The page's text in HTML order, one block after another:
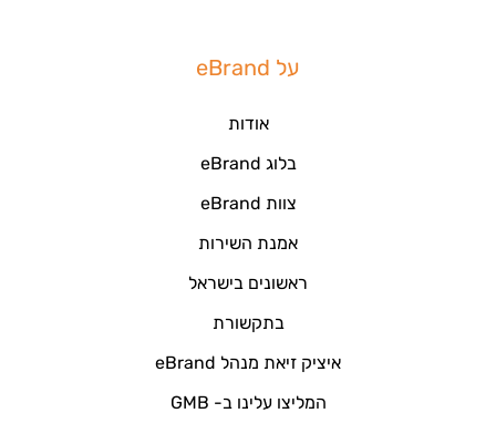
על eBrand
אודות
בלוג eBrand
צוות eBrand
אמנת השירות
ראשונים בישראל
בתקשורת
איציק זיאת מנהל eBrand
המליצו עלינו ב- GMB